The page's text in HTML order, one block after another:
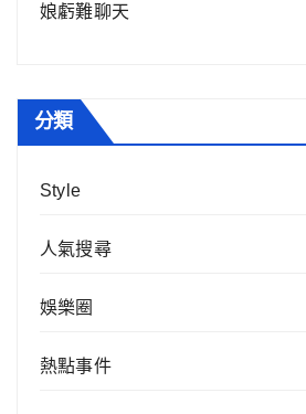
娘虧難聊天
分類
Style
人氣搜尋
娛樂圈
熱點事件